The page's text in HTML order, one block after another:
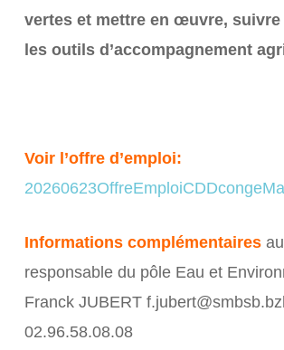
vertes et mettre en œuvre, suivre
les outils d’accompagnement
Voir l’offre d’emploi:
Informations complémentaires
responsable du pôle Eau et
Franck JUBERT
02.96.58.08.08